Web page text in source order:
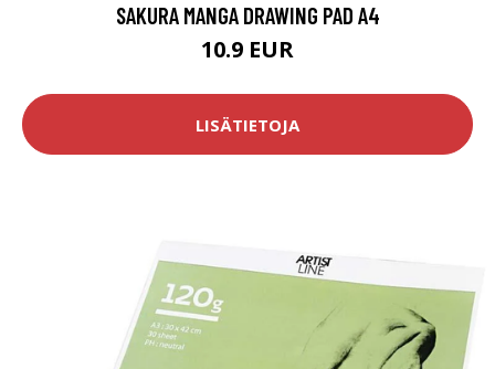
SAKURA MANGA DRAWING PAD A4
10.9 EUR
LISÄTIETOJA